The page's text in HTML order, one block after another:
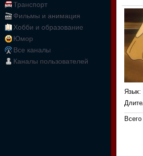
Транспорт
Фильмы и анимация
Хобби и образование
Юмор
Все каналы
Каналы пользователей
Язык: